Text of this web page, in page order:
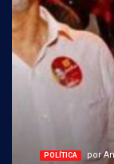
POLÍTICA por